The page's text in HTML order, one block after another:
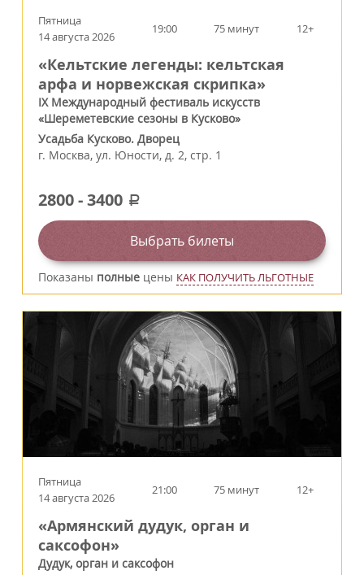
Пятница
14 августа 2026
19:00 75 минут 12+
«Кельтские легенды: кельтская
арфа и норвежская скрипка»
IX Международный фестиваль искусств
«Шереметевские сезоны в Кусково»
Усадьба Кусково. Дворец
г. Москва, ул. Юности, д. 2, стр. 1
2800-3400 a
Выбрать билеты
Показаны полные цены КАК ПОЛУЧИТЬ ЛЬГОТНЫЕ
Пятница
14 августа 2026
21:00 75 минут 12+
«Армянский дудук, орган и
саксофон»
Дудук, орган и саксофон